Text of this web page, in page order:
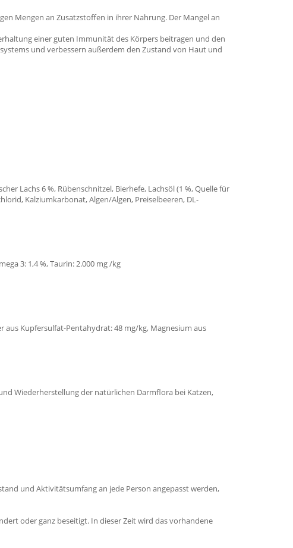
Mengen an Zusatzstoffen in ihrer Nahrung. Der Mangel an
einer guten Immunität des Körpers beitragen und den
und verbessern außerdem den Zustand von Haut und
Lachs 6 %, Rübenschnitzel, Bierhefe, Lachsöl (1 %, Quelle für
Kalziumkarbonat, Algen/Algen, Preiselbeeren, DL-
3: 1,4 %, Taurin: 2.000 mg /kg
aus Kupfersulfat-Pentahydrat: 48 mg/kg, Magnesium aus
Wiederherstellung der natürlichen Darmflora bei Katzen,
und Aktivitätsumfang an jede Person angepasst werden,
oder ganz beseitigt. In dieser Zeit wird das vorhandene